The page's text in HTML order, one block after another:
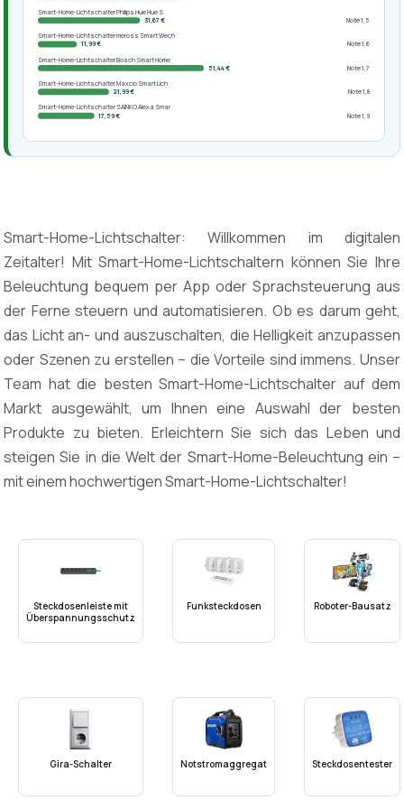
Smart-Home-Lichtschalter Philips Hue Hue S
31,67 €
Note 1,5
Smart-Home-Lichtschalter meross Smart Wech
11,99 €
Note 1,6
Smart-Home-Lichtschalter Bosch Smart Home
51,44 €
Note 1,7
Smart-Home-Lichtschalter Maxcio Smart Lich
21,99 €
Note 1,8
Smart-Home-Lichtschalter SAINKO Alexa Smar
17,59 €
Note 1,9
Smart-Home-Lichtschalter: Willkommen im digitalen
Zeitalter! Mit Smart-Home-Lichtschaltern können Sie Ihre
Beleuchtung bequem per App oder Sprachsteuerung aus
der Ferne steuern und automatisieren. Ob es darum geht,
das Licht an- und auszuschalten, die Helligkeit anzupassen
oder Szenen zu erstellen – die Vorteile sind immens. Unser
Team hat die besten Smart-Home-Lichtschalter auf dem
Markt ausgewählt, um Ihnen eine Auswahl der besten
Produkte zu bieten. Erleichtern Sie sich das Leben und
steigen Sie in die Welt der Smart-Home-Beleuchtung ein –
mit einem hochwertigen Smart-Home-Lichtschalter!
Steckdosenleiste mit
Überspannungsschutz
Funksteckdosen Roboter-Bausatz
Gira-Schalter Notstromaggregat Steckdosentester